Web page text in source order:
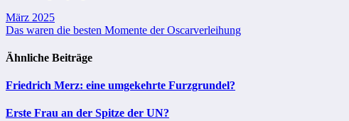
Beitragsnavigation
März 2025
Das waren die besten Momente der Oscarverleihung
Ähnliche Beiträge
Friedrich Merz: eine umgekehrte Furzgrundel?
Erste Frau an der Spitze der UN?